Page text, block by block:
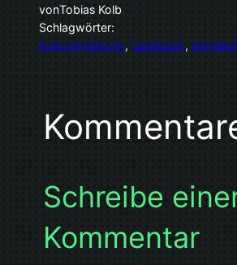
vonTobias Kolb
Schlagwörter:
Autovermietung, Cashback,
Schreibe
Kommentar